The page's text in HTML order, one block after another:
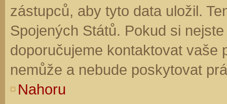
zástupců, aby tyto data uložil.
Spojených Států. Pokud si
doporučujeme kontaktovat vaše
nemůže a nebude poskytovat
Nahoru